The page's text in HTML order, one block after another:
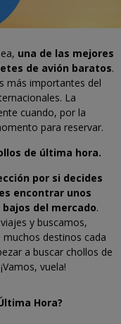
una de las mejores
de avión baratos.
más importantes del
La
cuando, por la
para reservar.
de última hora.
por si decides
encontrar unos
del mercado.
y buscamos,
destinos cada
a buscar chollos de
vuela!
Hora?